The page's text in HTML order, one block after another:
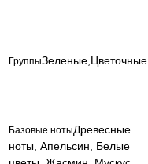
ГруппыЗеленые,Цветочные
Базовые нотыДревесные
ноты, Апельсин, Белые